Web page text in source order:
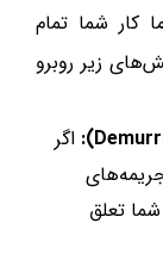
کار شما تمام
زیر روبرو
اگر
شما تعلق